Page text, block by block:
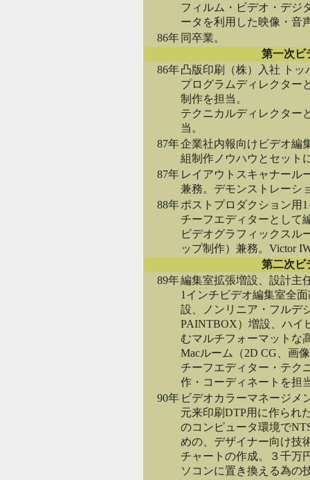
フィルム・ビデオ・デジ
ータを利用した映像・音
86年 同卒業。
第一次ビ
86年凸版印刷（株）入社 ト
プログラムディレクター
制作を担当。
テクニカルディレクター
当。
87年企業社内報向けビデオ編
組制作ノウハウとセット
87年 レイアウトスキャナール
兼務。デモンストレーシ
88年ポストプロダクション用
チーフエディターとして
ビデオグラフィックスル
ップ制作）兼務。Victor
第二次ビ
89年編集室拡張増設、設計主
1インチビデオ編集室全
設、ノンリニア・フルデ
PAINTBOX）増設、ハイ
むマルチフォーマットな
Macルーム（2D CG、画
チーフエディター・テク
作・コーディネートを担
90年 ビデオカラーマネージメ
元来印刷DTP用に作られ
のコンピュータ環境で
めの、デザイナー向け技
チャートの作成。３千万
ソコンに置き換える為の